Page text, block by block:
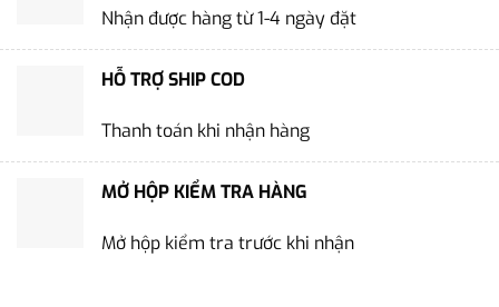
Nhận được hàng từ 1-4 ngày đặt
HỖ TRỢ SHIP COD
Thanh toán khi nhận hàng
MỞ HỘP KIỂM TRA HÀNG
Mở hộp kiểm tra trước khi nhận